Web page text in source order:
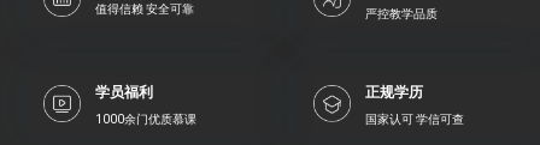
值得信赖 安全可靠 严控教学品质
学员福利
1000余门优质慕课
正规学历
国家认可 学信可查